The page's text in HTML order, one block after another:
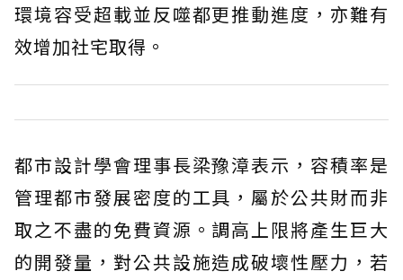
環境容受超載並反噬都更推動進度，亦難有
效增加社宅取得。
都市設計學會理事長梁豫漳表示，容積率是
管理都市發展密度的工具，屬於公共財而非
取之不盡的免費資源。調高上限將產生巨大
的開發量，對公共設施造成破壞性壓力，若